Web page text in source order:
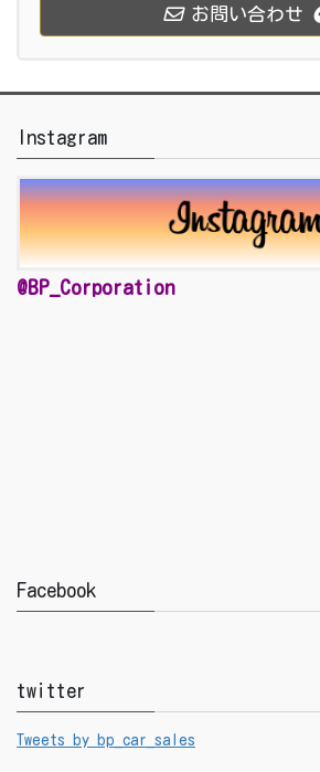
お問い合わせ
Instagram
@BP_Corporation
Facebook
twitter
Tweets by bp_car_sales